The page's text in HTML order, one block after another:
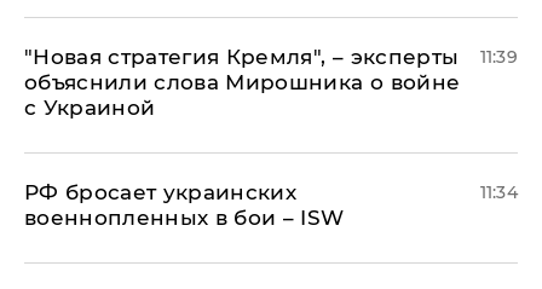
"Новая стратегия Кремля", – эксперты
объяснили слова Мирошника о войне
с Украиной
11:39
РФ бросает украинских
военнопленных в бои – ISW
11:34